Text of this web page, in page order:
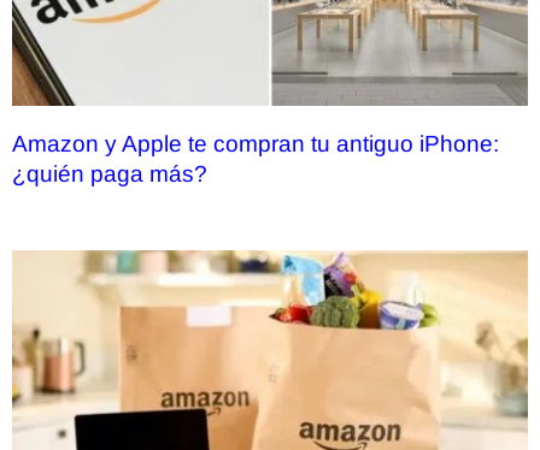
Amazon y Apple te compran tu antiguo iPhone:
¿quién paga más?